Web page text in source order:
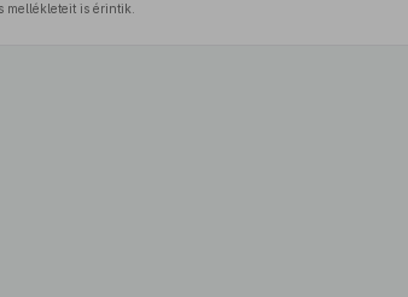
mellékleteit is érintik.